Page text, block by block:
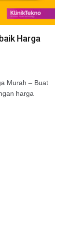
Harga
Murah – Buat
harga